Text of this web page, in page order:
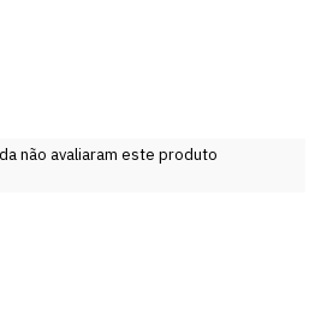
não avaliaram este produto